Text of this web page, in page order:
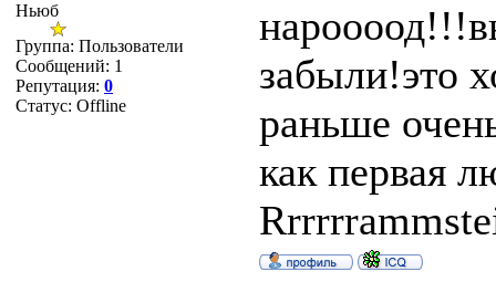
Ньюб
Группа: Пользователи
Сообщений: 1
Репутация: 0
Статус: Offline
забыли!это
раньше
как первая